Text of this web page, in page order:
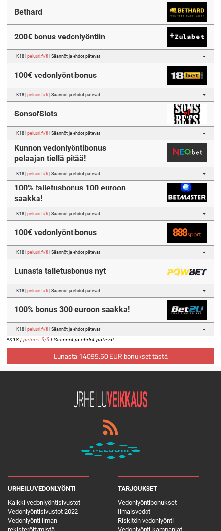
Bethard
200€ bonus vedonlyöntiin
K18 | peluuri.fi/fi| Säännöt ja ehdot pätevät
100€ vedonlyöntibonus
K18 | peluuri.fi/fi| Säännöt ja ehdot pätevät
SonsofSlots
K18 | peluuri.fi/fi| Säännöt ja ehdot pätevät
Kunnon vedonlyöntibonus
pelaajan tiellä pitää!
K18 | peluuri.fi/fi| Säännöt ja ehdot pätevät
100% talletusbonus 100 euroon
saakka!
K18 | peluuri.fi/fi| Säännöt ja ehdot pätevät
100€ vedonlyöntibonus
K18 | peluuri.fi/fi| Säännöt ja ehdot pätevät
Lunasta talletusbonus nyt
K18 | peluuri.fi/fi| Säännöt ja ehdot pätevät
100% bonus 300 euroon saakka!
K18 | peluuri.fi/fi| Säännöt ja ehdot pätevät
*K18 | peluuri.fi/fi | Säännöt ja ehdot pätevät
Lunasta 14095.50 EUR bonukset tästä
URHEILUVEDONLYÖNTI
Kaikki vedonlyöntisivustot
Vedonlyöntisivustot 2022
Vedonlyönti ilman
rekisteröitymistä
TARJOUKSET
Vedonlyöntibonukset
Ilmaisvedot
Riskitön vedonlyönti
Vedonlyönti-kampanjat